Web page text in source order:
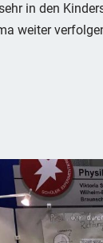
in den
weiter